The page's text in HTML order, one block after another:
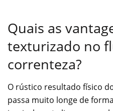
Quais as
texturizado no
correnteza?
O rústico resultado físico
passa muito longe de